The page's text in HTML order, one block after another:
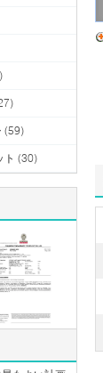
(59)
(30)